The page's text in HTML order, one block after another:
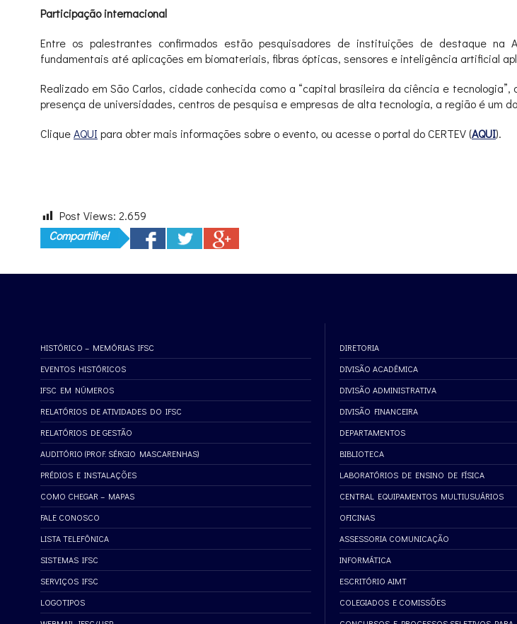
Participação internacional
Entre os palestrantes confirmados estão pesquisadores de instituições de destaque na
fundamentais até aplicações em biomateriais, fibras ópticas, sensores e inteligência artificial
Realizado em São Carlos, cidade conhecida como a “capital brasileira da ciência e
presença de universidades, centros de pesquisa e empresas de alta tecnologia, a região é um
CliqueAQUI para obter mais informações sobre o evento, ou acesse o portal do CERTEV (AQUI).
Post Views: 2.659
Compartilhe!
HISTÓRICO – MEMÓRIAS IFSC
EVENTOS HISTÓRICOS
IFSC EM NÚMEROS
RELATÓRIOS DE ATIVIDADES DO IFSC
RELATÓRIOS DE GESTÃO
AUDITÓRIO (PROF. SÉRGIO MASCARENHAS)
PRÉDIOS E INSTALAÇÕES
COMO CHEGAR – MAPAS
FALE CONOSCO
LISTA TELEFÔNICA
SISTEMAS IFSC
SERVIÇOS IFSC
LOGOTIPOS
DIRETORIA
DIVISÃO ACADÊMICA
DIVISÃO ADMINISTRATIVA
DIVISÃO FINANCEIRA
DEPARTAMENTOS
BIBLIOTECA
LABORATÓRIOS DE ENSINO DE FÍSICA
CENTRAL EQUIPAMENTOS MULTIUSUÁRIOS
OFICINAS
ASSESSORIA COMUNICAÇÃO
INFORMÁTICA
ESCRITÓRIO AIMT
COLEGIADOS E COMISSÕES